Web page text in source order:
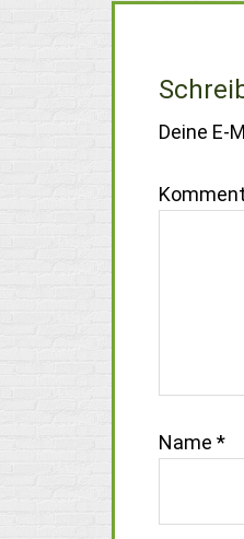
Deine E-
Name *